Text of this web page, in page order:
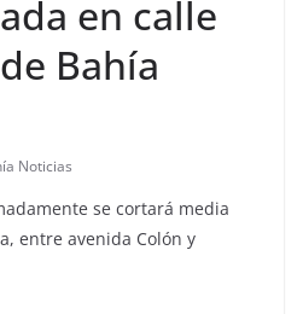
en calle
Bahía
Noticias
se cortará media
entre avenida Colón y